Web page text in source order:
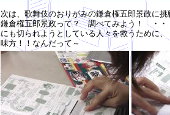
次は、歌舞伎のおりがみの鎌倉権五郎景政に挑
鎌倉権五郎景政って？ 調べてみよう！ ・
にも切られようとしている人々を救うために
味方！！なんだって～